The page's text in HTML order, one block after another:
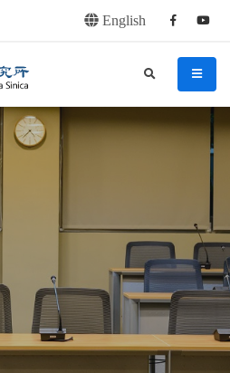
English Facebook
經濟研究所 menu
search